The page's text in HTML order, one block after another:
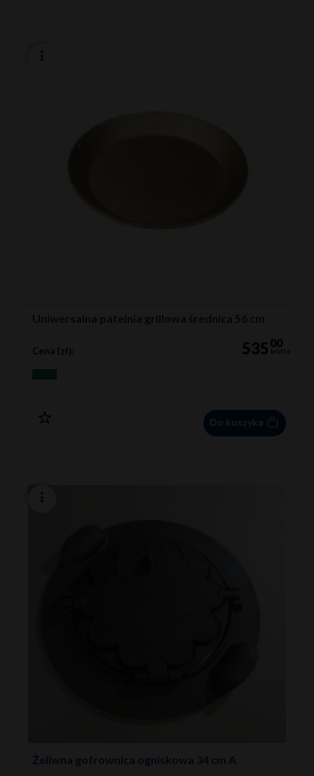
Uniwersalna patelnia grillowa średnica 56 cm
Cena (zł): 535 00
brutto
Do koszyka
Żeliwna gofrownica ogniskowa 34 cm A